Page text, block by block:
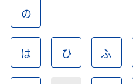
の
は ひ ふ